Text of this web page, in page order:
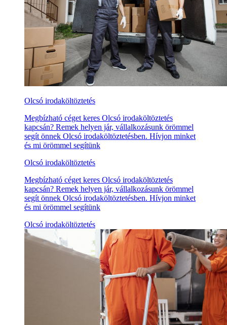
Olcsó irodaköltöztetés
Megbízható céget keres Olcsó irodaköltöztetés
kapcsán? Remek helyen jár, vállalkozásunk örömmel
segít önnek Olcsó irodaköltöztetésben. Hívjon minket
és mi örömmel segítünk
Olcsó irodaköltöztetés
Megbízható céget keres Olcsó irodaköltöztetés
kapcsán? Remek helyen jár, vállalkozásunk örömmel
segít önnek Olcsó irodaköltöztetésben. Hívjon minket
és mi örömmel segítünk
Olcsó irodaköltöztetés